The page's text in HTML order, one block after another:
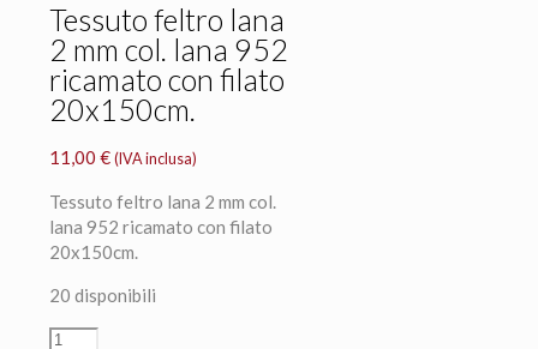
Tessuto feltro lana
2 mm col. lana 952
ricamato con filato
20x150cm.
11,00 € (IVA inclusa)
Tessuto feltro lana 2 mm col.
lana 952 ricamato con filato
20x150cm.
20 disponibili
Tessuto